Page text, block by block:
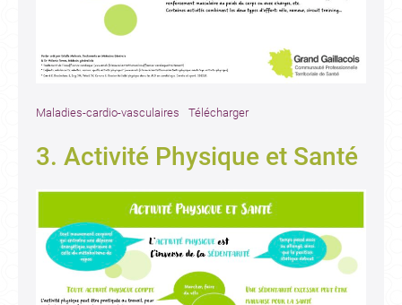
Maladies-cardio-vasculaires Télécharger
3. Activité Physique et Santé